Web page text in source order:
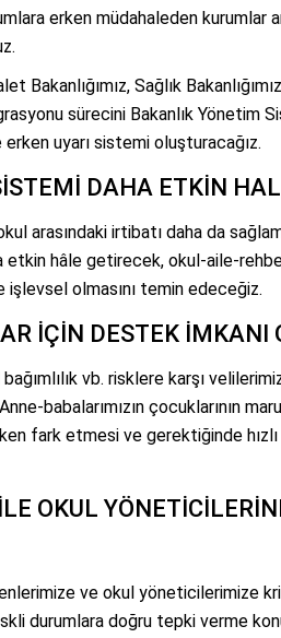
erken müdahaleden kurumlar
Bakanlığımız, Sağlık
sürecini Bakanlık Yönetim
uyarı sistemi oluşturacağız.
DAHA ETKİN
arasındaki irtibatı daha da
etkin hâle getirecek, okul-aile-
işlevsel olmasını temin edeceğiz.
İÇİN DESTEK İMKANI
vb. risklere karşı
babalarımızın çocuklarının
fark etmesi ve gerektiğinde
OKUL
ve okul yöneticilerimize
durumlara doğru tepki verme